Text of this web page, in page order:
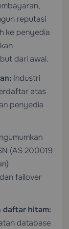
reputasi
ke penyedia
dari awal.
Industri
atas
penyedia
(AS 200019
failover
daftar hitam:
database